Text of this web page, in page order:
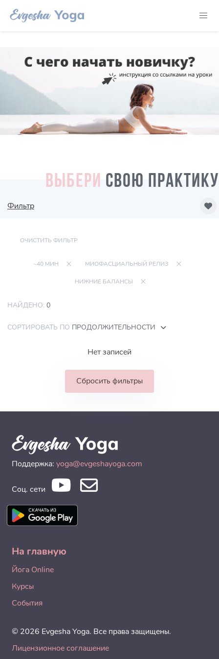
ВЫБЕРИ СВОЮ ПРАКТИКУ
Фильтр
ОЧИСТИТЬ ФИЛЬТР
~40 МИН МИОФАСЦИАЛЬНЫЙ РЕЛИЗ
НИЖНИЕ БАЛАНСЫ
НАЙДЕНО: 0
СОРТИРОВАТЬ ПО ПРОДОЛЖИТЕЛЬНОСТИ
Нет записей
Сбросить фильтры
Поддержка: yoga@evgeshayoga.com
Соц. сети
На главную
Йога Online
Курсы
События
© 2026 Evgesha Yoga. Все права защищены.
Лицензионное соглашение